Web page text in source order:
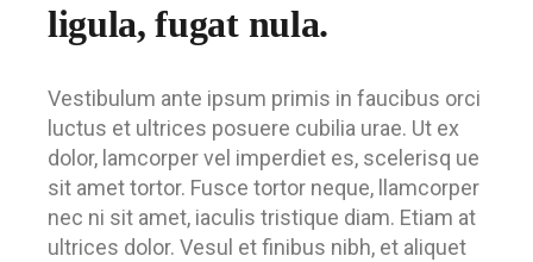
ligula, fugat nula.
Vestibulum ante ipsum primis in faucibus orci
luctus et ultrices posuere cubilia urae. Ut ex
dolor, lamcorper vel imperdiet es, scelerisq ue
sit amet tortor. Fusce tortor neque, llamcorper
nec ni sit amet, iaculis tristique diam. Etiam at
ultrices dolor. Vesul et finibus nibh, et aliquet